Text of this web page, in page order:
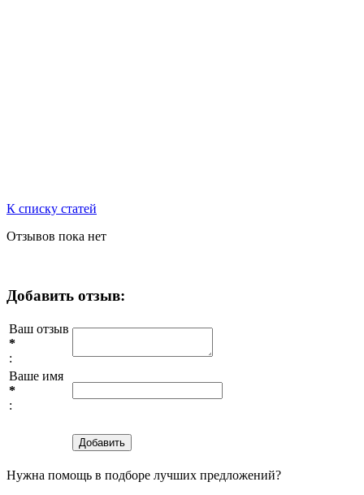
К списку статей
Отзывов пока нет
Добавить отзыв:
Ваш отзыв
*
:
Ваше имя
*
:
Нужна помощь в подборе лучших предложений?